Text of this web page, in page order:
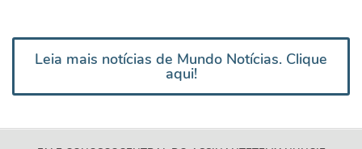
Leia mais notícias de Mundo Notícias. Clique
aqui!